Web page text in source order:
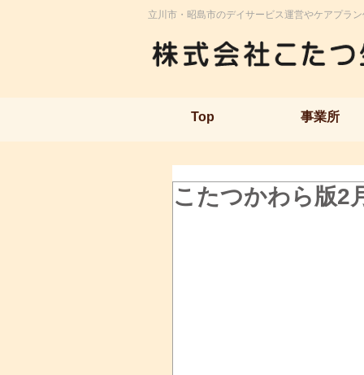
立川市・昭島市のデイサービス運営やケアプラ
Top 事業所
こたつかわら版2